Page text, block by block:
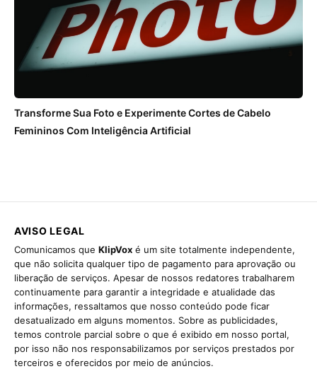
Transforme Sua Foto e Experimente Cortes de Cabelo
Femininos Com Inteligência Artificial
AVISO LEGAL
Comunicamos que KlipVox é um site totalmente independente,
que não solicita qualquer tipo de pagamento para aprovação ou
liberação de serviços. Apesar de nossos redatores trabalharem
continuamente para garantir a integridade e atualidade das
informações, ressaltamos que nosso conteúdo pode ficar
desatualizado em alguns momentos. Sobre as publicidades,
temos controle parcial sobre o que é exibido em nosso portal,
por isso não nos responsabilizamos por serviços prestados por
terceiros e oferecidos por meio de anúncios.